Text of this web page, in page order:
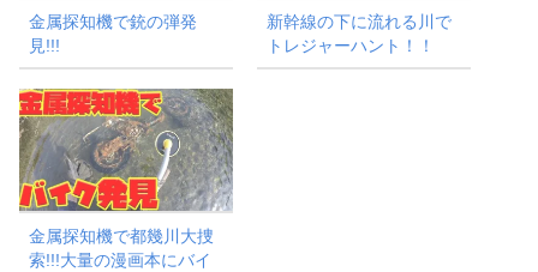
金属探知機で銃の弾発
見!!!
新幹線の下に流れる川で
トレジャーハント！！
金属探知機で都幾川大捜
索!!!大量の漫画本にバイ